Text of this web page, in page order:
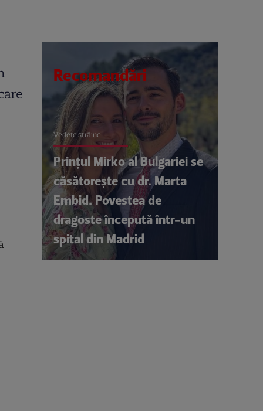
Recomandări
Vedete străine
Prințul Mirko al Bulgariei se
căsătorește cu dr. Marta
Embid. Povestea de
dragoste începută într-un
spital din Madrid